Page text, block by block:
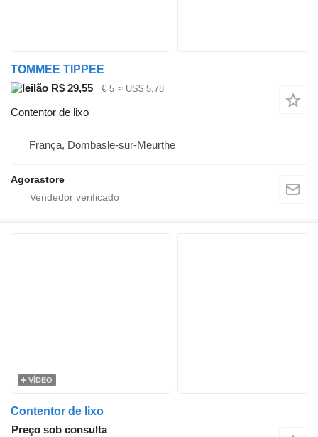
TOMMEE TIPPEE
R$ 29,55
€ 5 ≈ US$ 5,78
Contentor de lixo
França, Dombasle-sur-Meurthe
Agorastore
VÍDEO
Contentor de lixo
Preço sob consulta